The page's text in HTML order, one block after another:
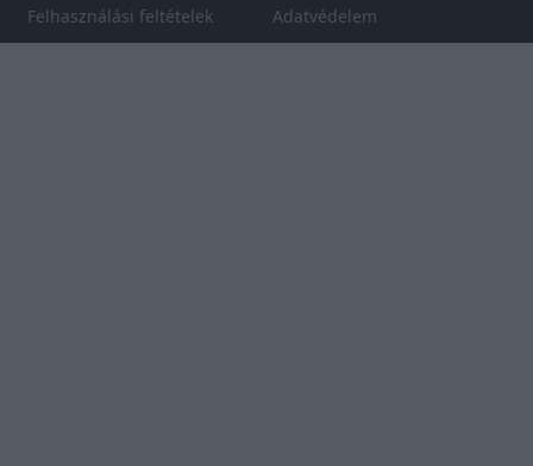
Felhasználási feltételek Adatvédelem